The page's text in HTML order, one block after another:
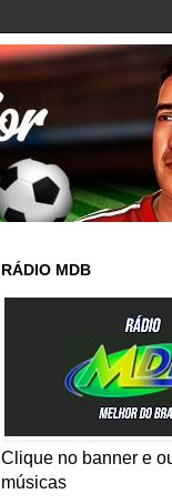
RÁDIO MDB
Clique no banner e
músicas